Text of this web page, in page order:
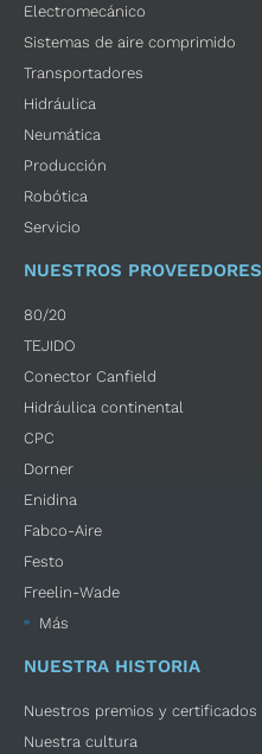
Electromecánico
Sistemas de aire comprimido
Transportadores
Hidráulica
Neumática
Producción
Robótica
Servicio
NUESTROS PROVEEDORES
80/20
TEJIDO
Conector Canfield
Hidráulica continental
CPC
Dorner
Enidina
Fabco-Aire
Festo
Freelin-Wade
Más
NUESTRA HISTORIA
Nuestros premios y certificados
Nuestra cultura